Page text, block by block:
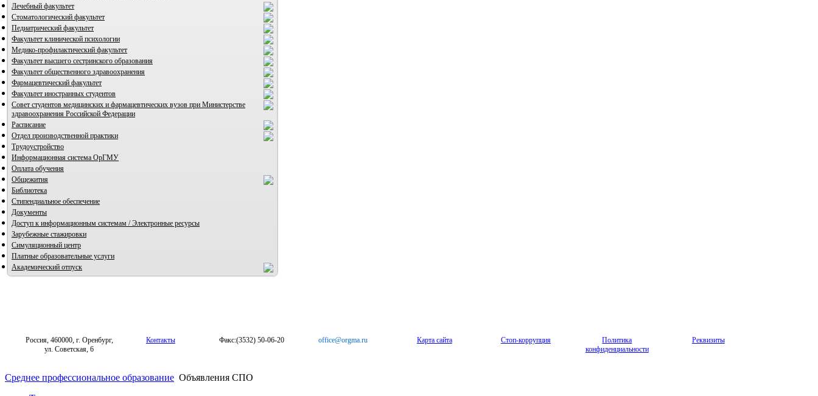
ВИА "Полигон"
Лечебный факультет
Стоматологический факультет
Педиатрический факультет
Факультет клинической психологии
Медико-профилактический факультет
Факультет высшего сестринского образования
Факультет общественного здравоохранения
Фармацевтический факультет
Факультет иностранных студентов
Совет студентов медицинских и фармацевтических вузов при Министерстве
здравоохранения Российской Федерации
Расписание
Отдел производственной практики
Трудоустройство
Информационная система ОрГМУ
Оплата обучения
Общежития
Библиотека
Стипендиальное обеспечение
Документы
Доступ к информационным системам / Электронные ресурсы
Зарубежные стажировки
Симуляционный центр
Платные образовательные услуги
Академический отпуск
Россия, 460000, г. Оренбург,
ул. Советская, 6
Контакты Факс:(3532) 50-06-20 office@orgma.ru Карта сайта Стоп-коррупция
Политика
конфиденциальности
Реквизиты
Среднее профессиональное образование Объявления СПО